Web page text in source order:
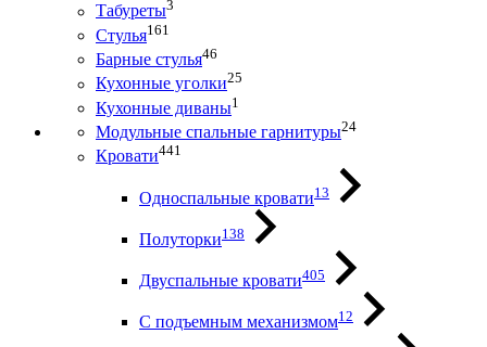
Табуреты3
Стулья161
Барные стулья46
Кухонные уголки25
Кухонные диваны1
Модульные спальные гарнитуры24
Кровати441
Односпальные кровати13
Полуторки138
Двуспальные кровати405
С подъемным механизмом12